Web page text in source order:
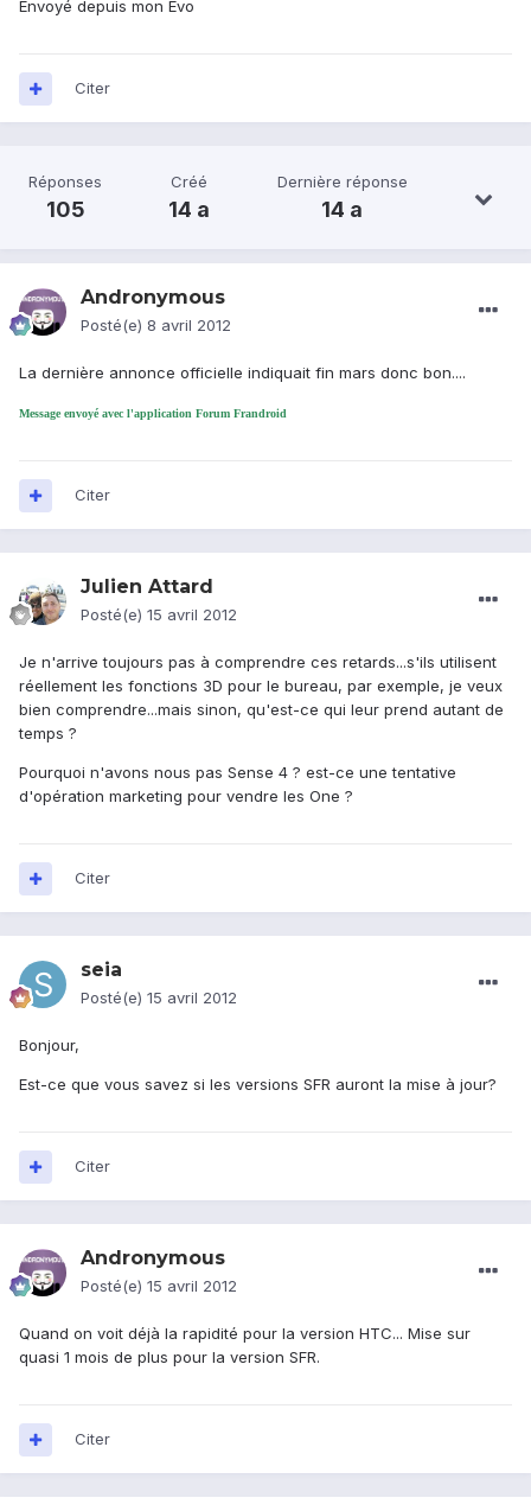
Envoyé depuis mon Evo
Citer
Réponses
105
Créé
14 a
Dernière réponse
14 a
Andronymous
Posté(e) 8 avril 2012
La dernière annonce officielle indiquait fin mars donc bon....
Message envoyé avec l'application Forum Frandroid
Citer
Julien Attard
Posté(e) 15 avril 2012
Je n'arrive toujours pas à comprendre ces retards...s'ils utilisent
réellement les fonctions 3D pour le bureau, par exemple, je veux
bien comprendre...mais sinon, qu'est-ce qui leur prend autant de
temps ?
Pourquoi n'avons nous pas Sense 4 ? est-ce une tentative
d'opération marketing pour vendre les One ?
Citer
seia
Posté(e) 15 avril 2012
Bonjour,
Est-ce que vous savez si les versions SFR auront la mise à jour?
Citer
Andronymous
Posté(e) 15 avril 2012
Quand on voit déjà la rapidité pour la version HTC... Mise sur
quasi 1 mois de plus pour la version SFR.
Citer